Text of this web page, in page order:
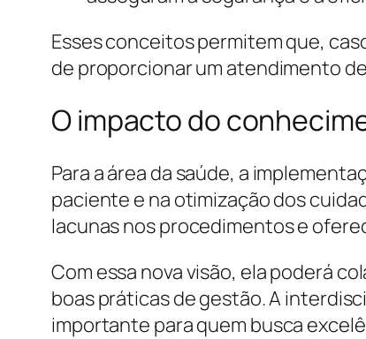
Esses conceitos permitem que,
de proporcionar um atendimento
O impacto do
Para a área da saúde, a
paciente e na otimização dos
lacunas nos procedimentos e
Com essa nova visão, ela poderá
boas práticas de gestão. A
importante para quem busca